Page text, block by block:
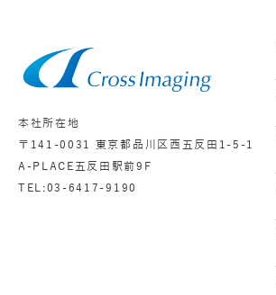
本社所在地
〒141-0031 東京都品川区西五反田1-5-1
A-PLACE五反田駅前9F
TEL:03-6417-9190